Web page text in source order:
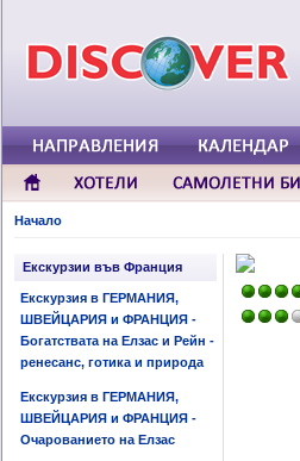
Начало
Екскурзии във Франция
Екскурзия в ГЕРМАНИЯ,
ШВЕЙЦАРИЯ и ФРАНЦИЯ -
Богатствата на Елзас и Рейн -
ренесанс, готика и природа
Екскурзия в ГЕРМАНИЯ,
ШВЕЙЦАРИЯ и ФРАНЦИЯ -
Очарованието на Елзас